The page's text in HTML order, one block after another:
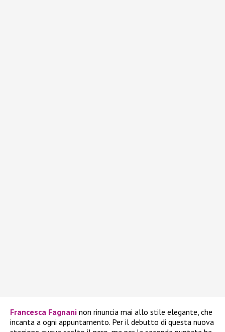
Francesca Fagnani non rinuncia mai allo stile elegante, che
incanta a ogni appuntamento. Per il debutto di questa nuova